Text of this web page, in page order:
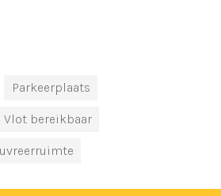
Parkeerplaats
Vlot bereikbaar